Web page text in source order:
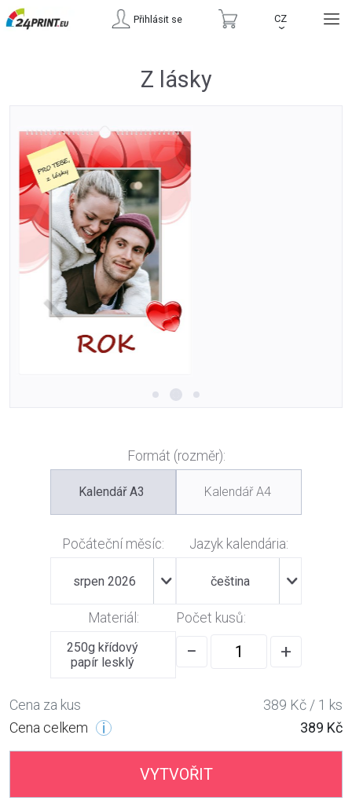
Přihlásit se CZ
›
Z lásky
Formát (rozměr):
Kalendář A3 Kalendář A4
Počáteční měsíc:
srpen 2026
Jazyk kalendária:
čeština
Materiál:
250g křídový
papír lesklý
Počet kusů:
− +
Cena za kus
389 Kč / 1 ks
Cena celkem
389 Kč
VYTVOŘIT